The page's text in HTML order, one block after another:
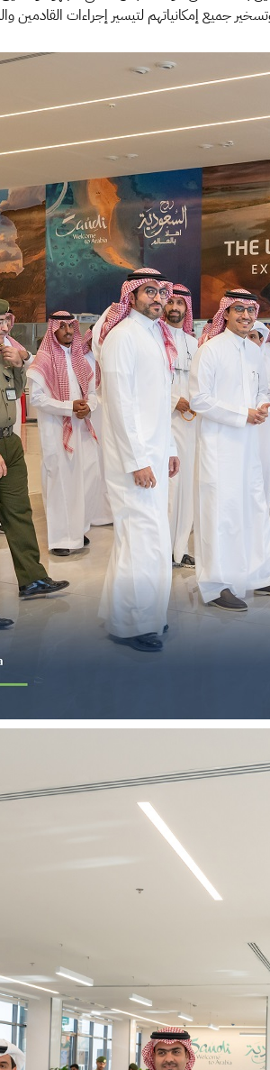
جميع إمكانياتهم لتيسير إجراءات القادمين